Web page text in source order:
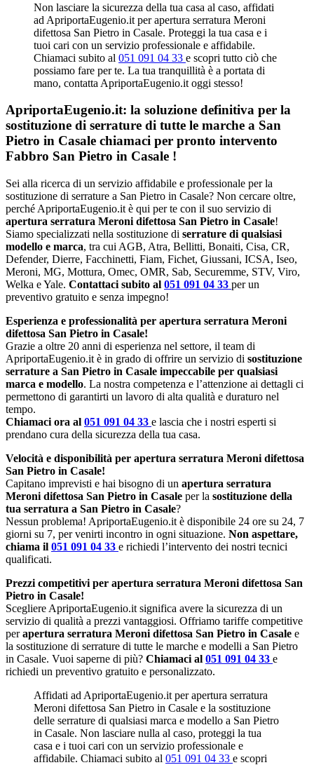
Non lasciare la sicurezza della tua casa al caso, affidati
ad ApriportaEugenio.it per apertura serratura Meroni
difettosa San Pietro in Casale. Proteggi la tua casa e i
tuoi cari con un servizio professionale e affidabile.
Chiamaci subito al 051 091 04 33 e scopri tutto ciò che
possiamo fare per te. La tua tranquillità è a portata di
mano, contatta ApriportaEugenio.it oggi stesso!
ApriportaEugenio.it: la soluzione definitiva per la
sostituzione di serrature di tutte le marche a San
Pietro in Casale chiamaci per pronto intervento
Fabbro San Pietro in Casale !
Sei alla ricerca di un servizio affidabile e professionale per la
sostituzione di serrature a San Pietro in Casale? Non cercare oltre,
perché ApriportaEugenio.it è qui per te con il suo servizio di
apertura serratura Meroni difettosa San Pietro in Casale!
Siamo specializzati nella sostituzione di serrature di qualsiasi
modello e marca, tra cui AGB, Atra, Bellitti, Bonaiti, Cisa, CR,
Defender, Dierre, Facchinetti, Fiam, Fichet, Giussani, ICSA, Iseo,
Meroni, MG, Mottura, Omec, OMR, Sab, Securemme, STV, Viro,
Welka e Yale. Contattaci subito al 051 091 04 33 per un
preventivo gratuito e senza impegno!
Esperienza e professionalità per apertura serratura Meroni
difettosa San Pietro in Casale!
Grazie a oltre 20 anni di esperienza nel settore, il team di
ApriportaEugenio.it è in grado di offrire un servizio di sostituzione
serrature a San Pietro in Casale impeccabile per qualsiasi
marca e modello. La nostra competenza e l’attenzione ai dettagli ci
permettono di garantirti un lavoro di alta qualità e duraturo nel
tempo.
Chiamaci ora al 051 091 04 33 e lascia che i nostri esperti si
prendano cura della sicurezza della tua casa.
Velocità e disponibilità per apertura serratura Meroni difettosa
San Pietro in Casale!
Capitano imprevisti e hai bisogno di un apertura serratura
Meroni difettosa San Pietro in Casale per la sostituzione della
tua serratura a San Pietro in Casale?
Nessun problema! ApriportaEugenio.it è disponibile 24 ore su 24, 7
giorni su 7, per venirti incontro in ogni situazione. Non aspettare,
chiama il 051 091 04 33 e richiedi l’intervento dei nostri tecnici
qualificati.
Prezzi competitivi per apertura serratura Meroni difettosa San
Pietro in Casale!
Scegliere ApriportaEugenio.it significa avere la sicurezza di un
servizio di qualità a prezzi vantaggiosi. Offriamo tariffe competitive
perapertura serratura Meroni difettosa San Pietro in Casale e
la sostituzione di serrature di tutte le marche e modelli a San Pietro
in Casale. Vuoi saperne di più? Chiamaci al 051 091 04 33 e
richiedi un preventivo gratuito e personalizzato.
Affidati ad ApriportaEugenio.it per apertura serratura
Meroni difettosa San Pietro in Casale e la sostituzione
delle serrature di qualsiasi marca e modello a San Pietro
in Casale. Non lasciare nulla al caso, proteggi la tua
casa e i tuoi cari con un servizio professionale e
affidabile. Chiamaci subito al 051 091 04 33 e scopri